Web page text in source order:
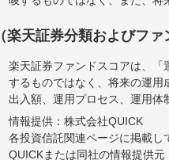
（楽天証券分類およびフ
楽天証券ファンドスコアは、
するものではなく、将来の運
出入額、運用プロセス、運用
情報提供：株式会社QUICK
各投資信託関連ページに掲載
QUICKまたは同社の情報提供